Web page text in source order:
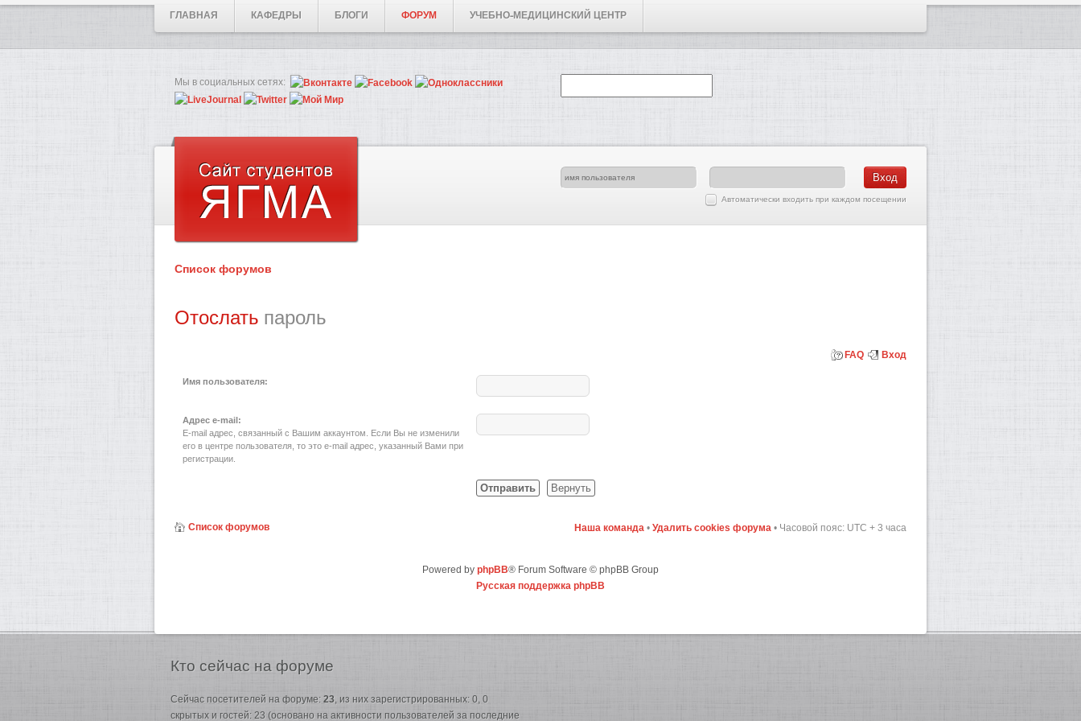
ГЛАВНАЯ КАФЕДРЫ БЛОГИ ФОРУМ УЧЕБНО-МЕДИЦИНСКИЙ ЦЕНТР
Мы в социальных сетях:
Автоматически входить при каждом посещении
Список форумов
Отослать пароль
FAQ Вход
Имя пользователя:
Адрес e-mail:
E-mail адрес, связанный с Вашим аккаунтом. Если Вы не изменили
его в центре пользователя, то это e-mail адрес, указанный Вами при
регистрации.
Список форумов Наша команда • Удалить cookies форума • Часовой пояс: UTC + 3 часа
Powered by phpBB® Forum Software © phpBB Group
Русская поддержка phpBB
Кто сейчас на форуме
Сейчас посетителей на форуме: 23 , из них зарегистрированных: 0, 0
скрытых и гостей: 23 (основано на активности пользователей за последние